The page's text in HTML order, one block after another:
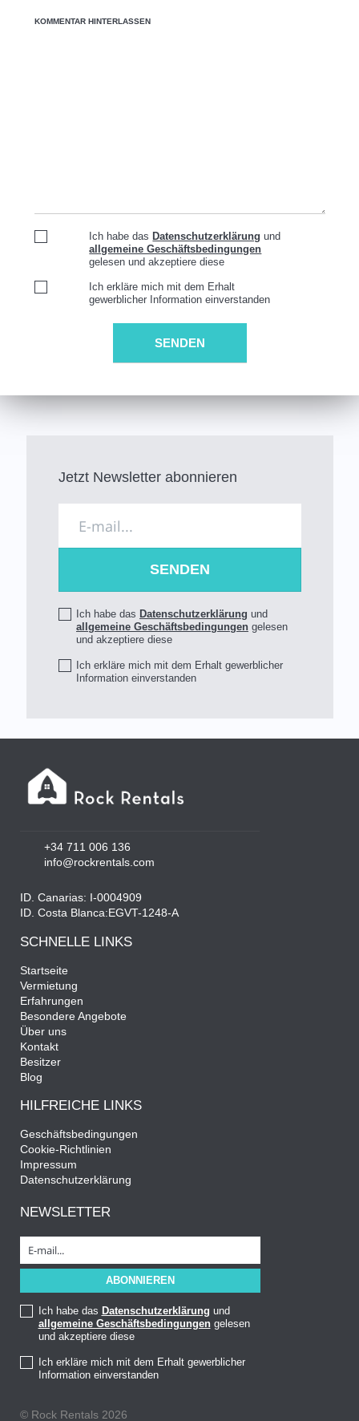
KOMMENTAR HINTERLASSEN
Ich habe das Datenschutzerklärung und
allgemeine Geschäftsbedingungen
gelesen und akzeptiere diese
Ich erkläre mich mit dem Erhalt
gewerblicher Information einverstanden
Jetzt Newsletter abonnieren
Ich habe das Datenschutzerklärung und
allgemeine Geschäftsbedingungen gelesen
und akzeptiere diese
Ich erkläre mich mit dem Erhalt gewerblicher
Information einverstanden
+34 711 006 136
info@rockrentals.com
ID. Canarias: I-0004909
ID. Costa Blanca:EGVT-1248-A
SCHNELLE LINKS
Startseite
Vermietung
Erfahrungen
Besondere Angebote
Über uns
Kontakt
Besitzer
Blog
HILFREICHE LINKS
Geschäftsbedingungen
Cookie-Richtlinien
Impressum
Datenschutzerklärung
NEWSLETTER
Ich habe das Datenschutzerklärung und
allgemeine Geschäftsbedingungengelesen
und akzeptiere diese
Ich erkläre mich mit dem Erhalt gewerblicher
Information einverstanden
© Rock Rentals 2026